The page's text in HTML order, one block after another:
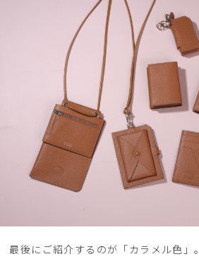
最後にご紹介するのが「カラメル色」。